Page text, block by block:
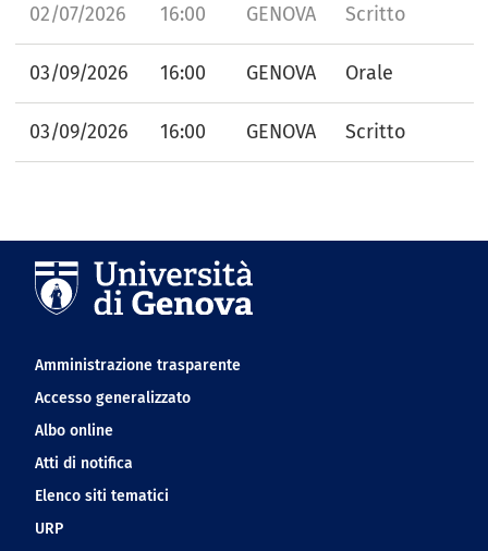
02/07/2026 16:00 GENOVA Scritto
03/09/2026 16:00 GENOVA Orale
03/09/2026 16:00 GENOVA Scritto
Navigation footer
Amministrazione trasparente
Accesso generalizzato
Albo online
Atti di notifica
Elenco siti tematici
URP